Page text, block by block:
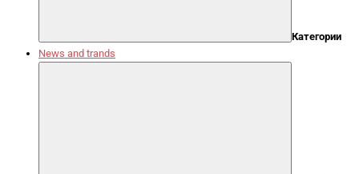
Категории
News and trands